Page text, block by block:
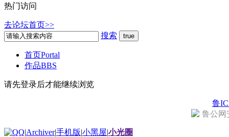
热门访问
去论坛首页>>
搜索
首页Portal
作品BBS
请先登录后才能继续浏览
鲁
鲁公网
|Archiver|手机版|小黑屋|小光圈